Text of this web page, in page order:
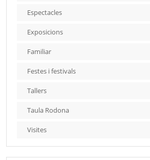
Espectacles
Exposicions
Familiar
Festes i festivals
Tallers
Taula Rodona
Visites